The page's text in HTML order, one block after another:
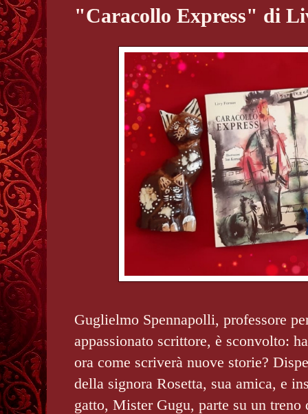
"Caracollo Express" di
Guglielmo Spennapolli, professore
appassionato scrittore, è sconvolto:
ora come scriverà nuove storie?
della signora Rosetta, sua amica, e
gatto, Mister Gugu, parte su un treno